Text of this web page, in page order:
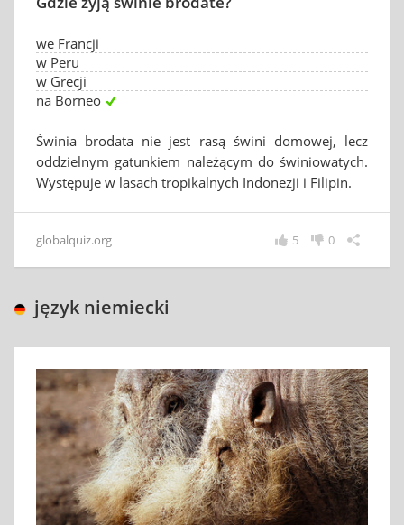
we Francji
w Peru
w Grecji
na Borneo
Świnia brodata nie jest rasą świni domowej, lecz
oddzielnym gatunkiem należącym do świniowatych.
Występuje w lasach tropikalnych Indonezji i Filipin.
globalquiz.org 0
5
język niemiecki